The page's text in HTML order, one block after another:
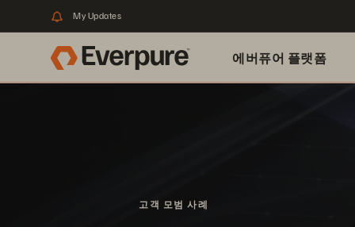
My Updates
에버퓨어 플랫폼
고객 모범 사례